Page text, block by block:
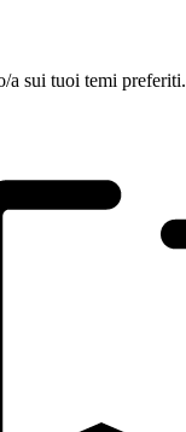
a sui tuoi temi preferiti.